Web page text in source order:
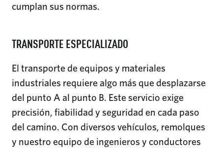
cumplan sus normas.
TRANSPORTE ESPECIALIZADO
El transporte de equipos y materiales
industriales requiere algo más que desplazarse
del punto A al punto B. Este servicio exige
precisión, fiabilidad y seguridad en cada paso
del camino. Con diversos vehículos, remolques
y nuestro equipo de ingenieros y conductores